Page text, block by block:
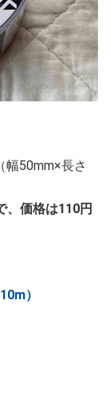
幅50mm×長さ
、価格は110円
）